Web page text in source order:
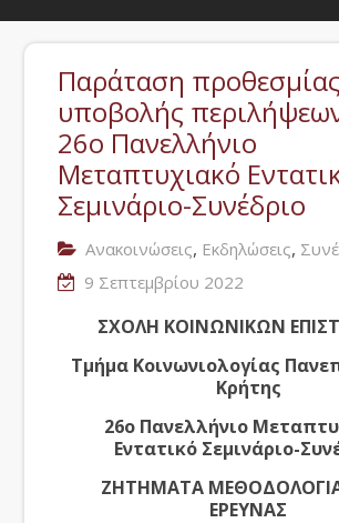
Παράταση προθεσμίας
υποβολής
26ο Πανελλήνιο
Μεταπτυχιακό
Σεμινάριο-Συνέδριο
Ανακοινώσεις, Εκδηλώσεις,
9 Σεπτεμβρίου 2022
ΣΧΟΛΗ ΚΟΙΝΩΝΙΚΩΝ
Τμήμα Κοινωνιολογίας
Κρήτης
26ο Πανελλήνιο
Εντατικό Σεμινάριο-
ΖΗΤΗΜΑΤΑ
ΕΡΕΥΝΑΣ